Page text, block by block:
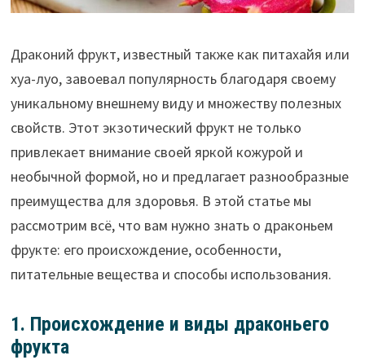
Драконий фрукт, известный также как питахайя или
хуа-луо, завоевал популярность благодаря своему
уникальному внешнему виду и множеству полезных
свойств. Этот экзотический фрукт не только
привлекает внимание своей яркой кожурой и
необычной формой, но и предлагает разнообразные
преимущества для здоровья. В этой статье мы
рассмотрим всё, что вам нужно знать о драконьем
фрукте: его происхождение, особенности,
питательные вещества и способы использования.
1. Происхождение и виды драконьего
фрукта